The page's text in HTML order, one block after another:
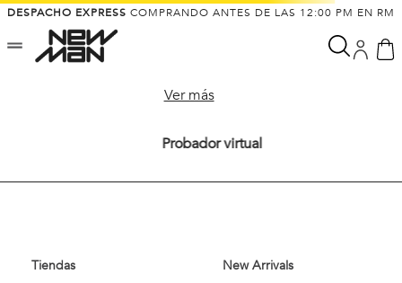
DESPACHO EXPRESS COMPRANDO ANTES DE LAS 12:00 PM EN RM
Ver más
Probador virtual
Tiendas
New Arrivals